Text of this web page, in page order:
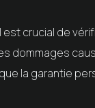
crucial de
dommages
la garantie